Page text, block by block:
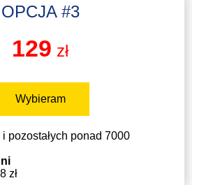
OPCJA #3
129 zł
Wybieram
pozostałych ponad 7000
zł